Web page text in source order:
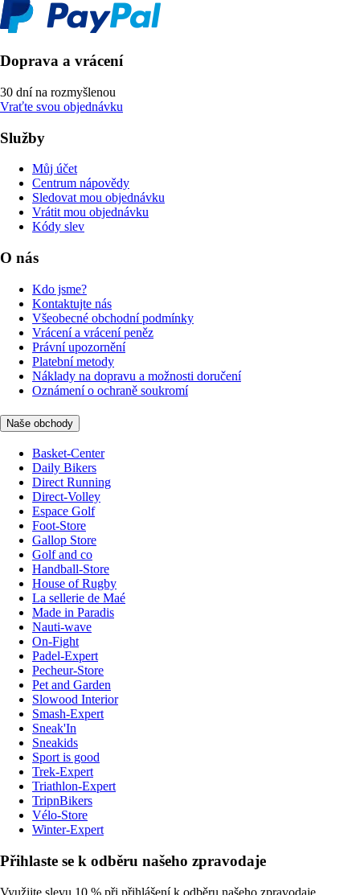
Doprava a vrácení
30 dní na rozmyšlenou
Vraťte svou objednávku
Služby
Můj účet
Centrum nápovědy
Sledovat mou objednávku
Vrátit mou objednávku
Kódy slev
O nás
Kdo jsme?
Kontaktujte nás
Všeobecné obchodní podmínky
Vrácení a vrácení peněz
Právní upozornění
Platební metody
Náklady na dopravu a možnosti doručení
Oznámení o ochraně soukromí
Naše obchody
Basket-Center
Daily Bikers
Direct Running
Direct-Volley
Espace Golf
Foot-Store
Gallop Store
Golf and co
Handball-Store
House of Rugby
La sellerie de Maé
Made in Paradis
Nauti-wave
On-Fight
Padel-Expert
Pecheur-Store
Pet and Garden
Slowood Interior
Smash-Expert
Sneak'In
Sneakids
Sport is good
Trek-Expert
Triathlon-Expert
TripnBikers
Vélo-Store
Winter-Expert
Přihlaste se k odběru našeho zpravodaje
Využijte slevu 10 % při přihlášení k odběru našeho zpravodaje.